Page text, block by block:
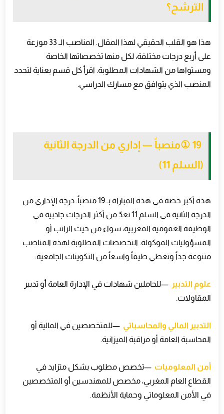
الترشح؟
هذا هو القلب الحقيقي لهذا المقال. المناصب الـ 33 موزعة
على أربع درجات مختلفة، لكل منها تخصصاتها الخاصة
ومستواها من الشهادات المطلوبة. اقرأ كل قسم بعناية لتحدد
المنصب الذي يتوافق مع مسارك الدراسي.
① 19منصباً — إداري من الدرجة الثانية
(السلم 11)
هذه أكبر حصة في هذه المباراة بـ 19 منصباً. درجة الإداري من
الدرجة الثانية في السلم 11 تعدّ من أكثر الدرجات جاذبية في
الوظيفة العمومية المغربية، سواء من حيث الراتب أو
المسؤوليات الموكولة. التخصصات المطلوبة لهذه المناصب
متنوعة جداً وتغطي طيفاً واسعاً من التكوينات الجامعية:
علوم التدبير —للحاملين شهادات في الإدارة العامة أو تدبير
المقاولات.
التدبير المالي والمحاسباتي —للمتخصصين في المالية أو
المحاسبة العامة أو مراقبة الميزانية.
أمن المعلوميات —تخصص مطلوب بشكل متزايد في
القطاع العام المغربي، مخصص للمهندسين أو المتخصصين
في الأمن المعلوماتي وحماية الأنظمة.